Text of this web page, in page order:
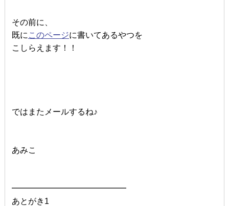
その前に、
既に このページに書いてあるやつを
こしらえます！！
ではまたメールするね♪
あみこ
━━━━━━━━━━━━━━
あとがき1